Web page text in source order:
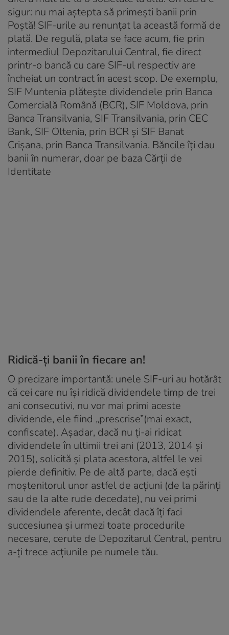
sigur: nu mai aștepta să primești banii prin
Poștă! SIF-urile au renunțat la această formă de
plată. De regulă, plata se face acum, fie prin
intermediul Depozitarului Central, fie direct
printr-o bancă cu care SIF-ul respectiv are
încheiat un contract în acest scop. De exemplu,
SIF Muntenia plătește dividendele prin Banca
Comercială Română (BCR), SIF Moldova, prin
Banca Transilvania, SIF Transilvania, prin CEC
Bank, SIF Oltenia, prin BCR și SIF Banat
Crișana, prin Banca Transilvania. Băncile îți dau
banii în numerar, doar pe baza Cărții de
Identitate
Ridică-ți banii în fiecare an!
O precizare importantă: unele SIF-uri au hotărât
că cei care nu își ridică dividendele timp de trei
ani consecutivi, nu vor mai primi aceste
dividende, ele fiind „prescrise”(mai exact,
confiscate). Așadar, dacă nu ți-ai ridicat
dividendele în ultimii trei ani (2013, 2014 și
2015), solicită și plata acestora, altfel le vei
pierde definitiv. Pe de altă parte, dacă ești
moștenitorul unor astfel de acțiuni (de la părinți
sau de la alte rude decedate), nu vei primi
dividendele aferente, decât dacă îți faci
succesiunea și urmezi toate procedurile
necesare, cerute de Depozitarul Central, pentru
a-ți trece acțiunile pe numele tău.